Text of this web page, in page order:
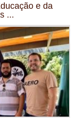
e da
...